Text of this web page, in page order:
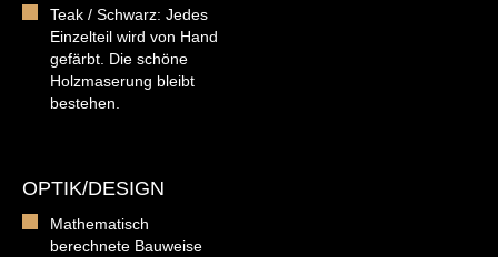
Teak / Schwarz: Jedes
Einzelteil wird von Hand
gefärbt. Die schöne
Holzmaserung bleibt
bestehen.
OPTIK/DESIGN
Mathematisch
berechnete Bauweise